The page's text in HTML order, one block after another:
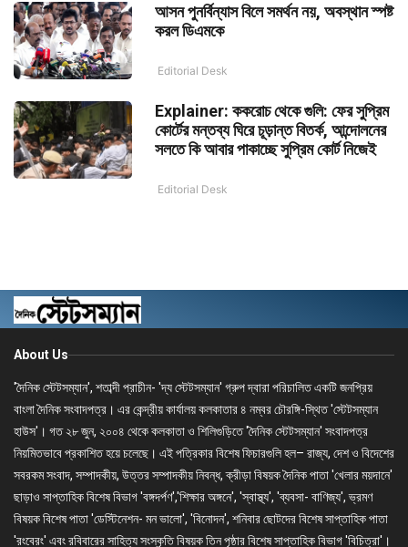
আসন পুনর্বিন্যাস বিলে সমর্থন নয়, অবস্থান স্পষ্ট
করল ডিএমকে
Editorial Desk
Explainer: ককরোচ থেকে গুলি: ফের সুপ্রিম
কোর্টের মন্তব্য ঘিরে চূড়ান্ত বিতর্ক, আন্দোলনের
সলতে কি আবার পাকাচ্ছে সুপ্রিম কোর্ট নিজেই
Editorial Desk
About Us
'দৈনিক স্টেটসম্যান', শতাব্দী প্রাচীন- 'দ্য স্টেটসম্যান' গ্রুপ দ্বারা পরিচালিত একটি জনপ্রিয়
বাংলা দৈনিক সংবাদপত্র। এর কেন্দ্রীয় কার্যালয় কলকাতার ৪ নম্বর চৌরঙ্গি-স্থিত 'স্টেটসম্যান
হাউস'। গত ২৮ জুন, ২০০৪ থেকে কলকাতা ও শিলিগুড়িতে 'দৈনিক স্টেটসম্যান' সংবাদপত্র
নিয়মিতভাবে প্রকাশিত হয়ে চলেছে। এই পত্রিকার বিশেষ ফিচারগুলি হল– রাজ্য, দেশ ও বিদেশের
সবরকম সংবাদ, সম্পাদকীয়, উত্তর সম্পাদকীয় নিবন্ধ, ক্রীড়া বিষয়ক দৈনিক পাতা 'খেলার ময়দানে'
ছাড়াও সাপ্তাহিক বিশেষ বিভাগ 'বঙ্গদর্পণ','শিক্ষার অঙ্গনে', 'স্বাস্থ্য', 'ব্যবসা- বাণিজ্য', ভ্রমণ
বিষয়ক বিশেষ পাতা 'ডেস্টিনেশন- মন ভালো', 'বিনোদন', শনিবার ছোটদের বিশেষ সাপ্তাহিক পাতা
'রংবেরং' এবং রবিবারের সাহিত্য সংস্কৃতি বিষয়ক তিন পৃষ্ঠার বিশেষ সাপ্তাহিক বিভাগ 'বিচিত্রা'।